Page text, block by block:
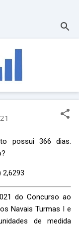
possui 366 dias.
2,6293
do Concurso ao
Navais Turmas I e
de medida